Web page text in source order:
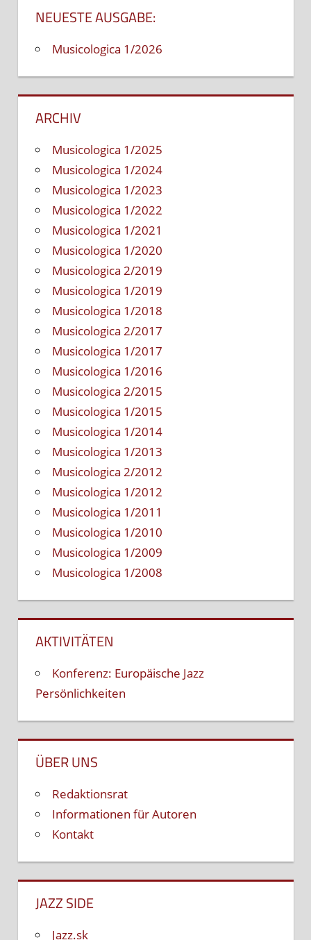
NEUESTE AUSGABE:
Musicologica 1/2026
ARCHIV
Musicologica 1/2025
Musicologica 1/2024
Musicologica 1/2023
Musicologica 1/2022
Musicologica 1/2021
Musicologica 1/2020
Musicologica 2/2019
Musicologica 1/2019
Musicologica 1/2018
Musicologica 2/2017
Musicologica 1/2017
Musicologica 1/2016
Musicologica 2/2015
Musicologica 1/2015
Musicologica 1/2014
Musicologica 1/2013
Musicologica 2/2012
Musicologica 1/2012
Musicologica 1/2011
Musicologica 1/2010
Musicologica 1/2009
Musicologica 1/2008
AKTIVITÄTEN
Konferenz: Europäische Jazz
Persönlichkeiten
ÜBER UNS
Redaktionsrat
Informationen für Autoren
Kontakt
JAZZ SIDE
Jazz.sk